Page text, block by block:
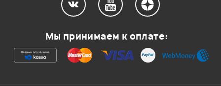
Мы принимаем к оплате: